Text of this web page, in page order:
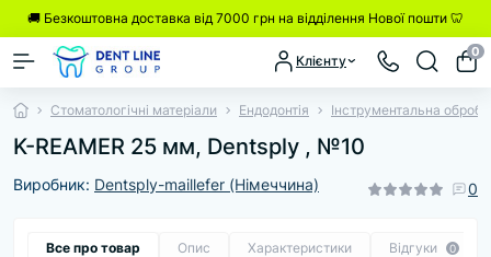
🚚 Безкоштовна доставка від 7000 грн на відділення Нової пошти 🦷
Клієнту
0
Стоматологічні матеріали Ендодонтія Інструментальна
K-REAMER 25 мм, Dentsply , №10
Виробник: Dentsply-maillefer (Німеччина) 0
Все про товар Опис Характеристики Відгуки 0